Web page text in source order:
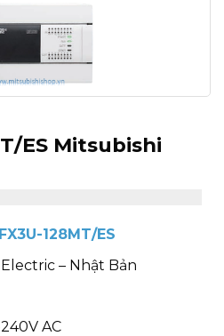
ES Mitsubishi
128MT/ES
– Nhật Bản
AC